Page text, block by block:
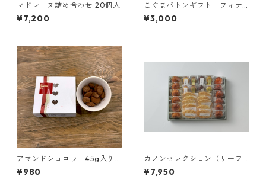
マドレーヌ詰め合わせ 20個入
¥7,200
こぐまバトンギフト フィナ
ンシェ
¥3,000
アマンドショコラ 45g入り
ンギフト
¥980
カノンセレクション（リーフ
パイセット）
¥7,950